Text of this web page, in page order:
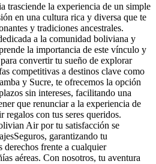
trasciende la experiencia de un simple
en una cultura rica y diversa que te
y tradiciones ancestrales.
a la comunidad boliviana y
la importancia de este vínculo y
convertir tu sueño de explorar
competitivas a destinos clave como
y Sucre, te ofrecemos la opción
sin intereses, facilitando una
que renunciar a la experiencia de
con tus seres queridos.
Air por tu satisfacción se
garantizando tu
frente a cualquier
aéreas. Con nosotros, tu aventura